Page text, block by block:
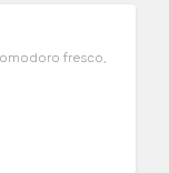
fresco,